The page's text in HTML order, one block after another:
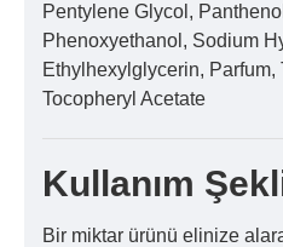
Pentylene Glycol,
Phenoxyethanol, Sodium
Ethylhexylglycerin, Parfum,
Tocopheryl Acetate
Kullanım
Bir miktar ürünü elinize